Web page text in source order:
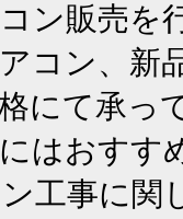
ン販売を
コン、新
にて承っ
はおすす
工事に関